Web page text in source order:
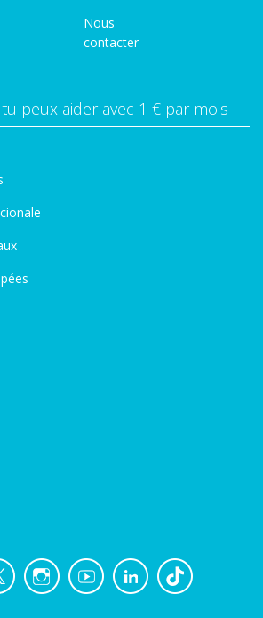
Nous
contacter
peux aider avec 1 € par mois